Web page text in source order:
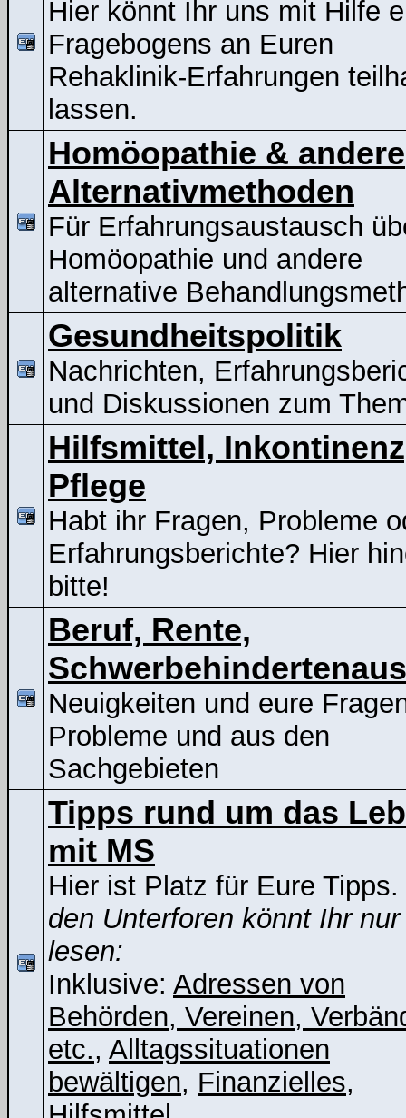
Hier könnt Ihr uns mit Hilfe
Fragebogens an Euren
Rehaklinik-Erfahrungen
lassen.
Homöopathie & andere
Alternativmethoden
Für Erfahrungsaustausch
Homöopathie und andere
alternative
Gesundheitspolitik
Nachrichten,
und Diskussionen zum
Hilfsmittel,
Pflege
Habt ihr Fragen, Probleme
Erfahrungsberichte? Hier
bitte!
Beruf, Rente,
Neuigkeiten und eure
Probleme und aus den
Sachgebieten
Tipps rund um das
mit MS
Hier ist Platz für Eure Tipps.
den Unterforen könnt Ihr nur
lesen:
Inklusive: Adressen von
Behörden, Vereinen,
etc., Alltagssituationen
bewältigen, Finanzielles,